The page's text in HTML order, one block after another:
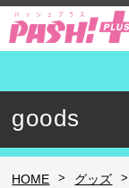
goods
HOME > グッズ >